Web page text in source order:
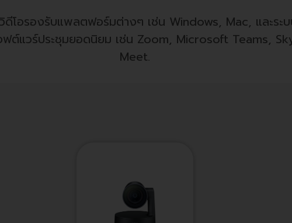
โอรองรับแพลตฟอร์มต่างๆ เช่น Windows, Mac, และระ
ฟต์แวร์ประชุมยอดนิยม เช่น Zoom, Microsoft Teams,
Meet.